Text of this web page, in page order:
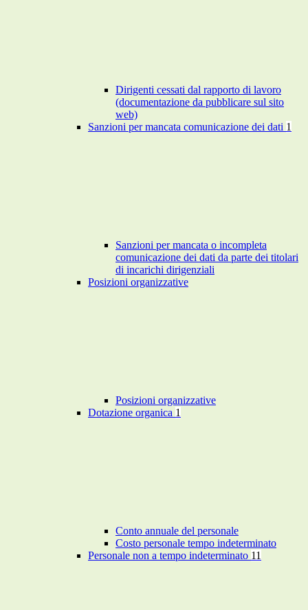
Dirigenti cessati dal rapporto di lavoro
(documentazione da pubblicare sul sito
web)
Sanzioni per mancata comunicazione dei dati 1
Sanzioni per mancata o incompleta
comunicazione dei dati da parte dei titolari
di incarichi dirigenziali
Posizioni organizzative
Posizioni organizzative
Dotazione organica 1
Conto annuale del personale
Costo personale tempo indeterminato
Personale non a tempo indeterminato 11